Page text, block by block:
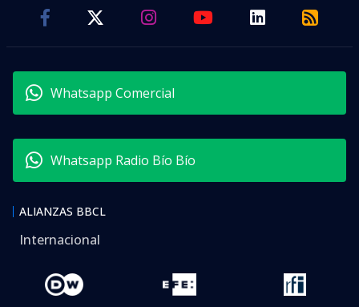
Whatsapp Comercial
Whatsapp Radio Bío Bío
ALIANZAS BBCL
Internacional